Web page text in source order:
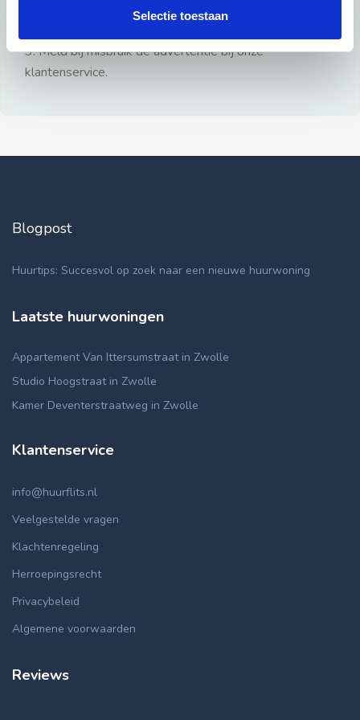
Selectie toestaan
3: Meld bij misbruik de advertentie bij onze
klantenservice.
Blogpost
Huurtips: Succesvol op zoek naar een nieuwe huurwoning
Laatste huurwoningen
Appartement Van Ittersumstraat in Zwolle
Studio Hoogstraat in Zwolle
Kamer Deventerstraatweg in Zwolle
Klantenservice
info@huurflits.nl
Veelgestelde vragen
Klachtenregeling
Herroepingsrecht
Privacybeleid
Algemene voorwaarden
Reviews